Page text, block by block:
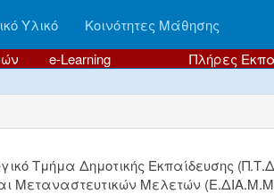
Υλικό
Κοινότητες Μάθησης
e-Learning Πλήρες
Τμήμα Δημοτικής Εκπαίδευσης
Μεταναστευτικών Μελετών